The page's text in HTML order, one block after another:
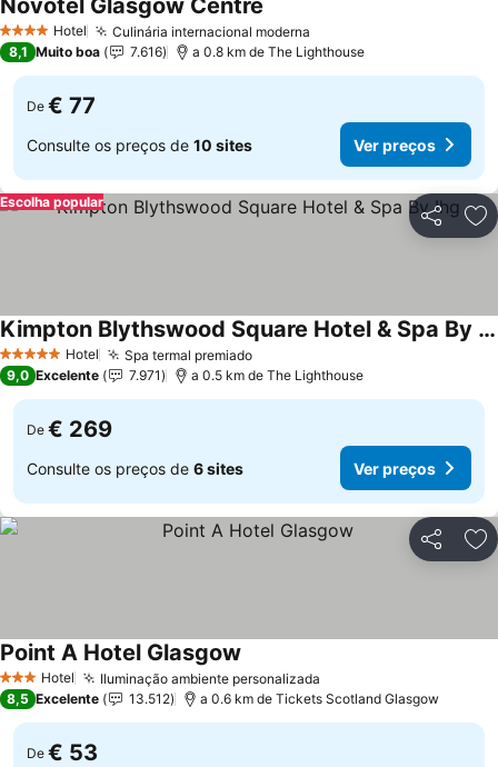
4 EstrelasHotel Culinária internacional moderna
Novotel Glasgow Centre
8,1 Muito boa 7.616 a 0.8 km de The Lighthouse
De € 77
Consulte os preços de 10 sites Ver preços
Partilhar
Escolha popular
5 Estrelas Hotel Spa termal premiado
Kimpton Blythswood Square Hotel & Spa By Ihg
9,0 Excelente 7.971 a 0.5 km de The Lighthouse
De € 269
Consulte os preços de 6 sites Ver preços
Partilhar
3 EstrelasHotel Iluminação ambiente personalizada
Point A Hotel Glasgow
8,5 Excelente 13.512 a 0.6 km de Tickets Scotland Glasgow
De € 53